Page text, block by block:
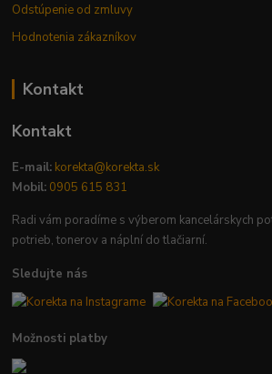
Odstúpenie od zmluvy
Hodnotenia zákazníkov
Kontakt
Kontakt
E-mail: korekta@korekta.sk
Mobil: 0905 615 831
Radi vám poradíme s výberom kancelárskych
potrieb, tonerov a náplní do tlačiarní.
Sledujte nás
Možnosti platby